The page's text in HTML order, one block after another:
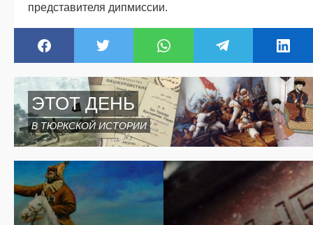
представителя дипмиссии.
ЭТОТ ДЕНЬ
В ТЮРКСКОЙ ИСТОРИИ